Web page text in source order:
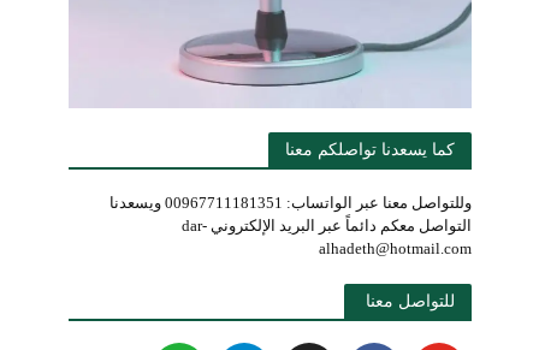
كما يسعدنا تواصلكم معنا
وللتواصل معنا عبر الواتساب: 00967711181351 ويسعدنا
التواصل معكم دائماً عبر البريد الإلكتروني dar-
alhadeth@hotmail.com
للتواصل معنا